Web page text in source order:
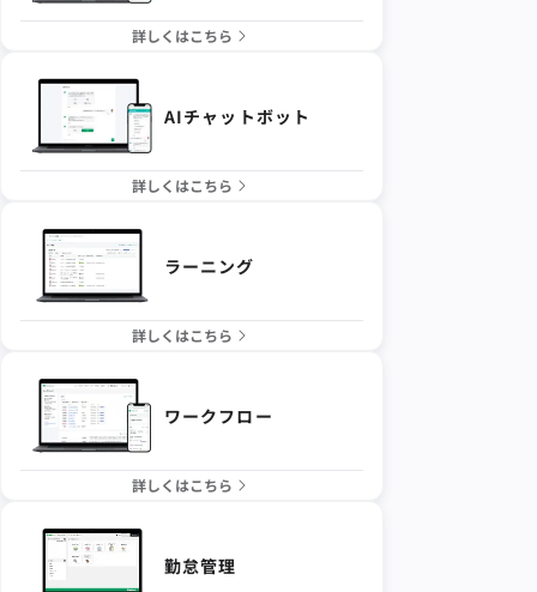
詳しくはこちら
AIチャットボット
詳しくはこちら
ラーニング
詳しくはこちら
ワークフロー
詳しくはこちら
勤怠管理